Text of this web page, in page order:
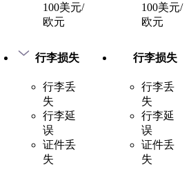
100美元/
欧元
行李损失
行李丢
失
行李延
误
证件丢
失
100美元/
欧元
行李损失
行李丢
失
行李延
误
证件丢
失